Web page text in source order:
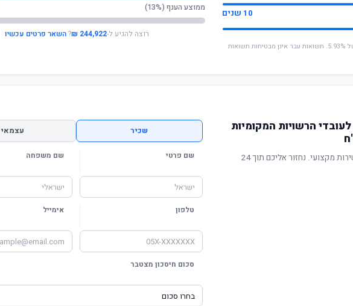
10 שנים
* החישוב מבוסס על תשואה שנתית ממוצעת של 5.93%. תשואות עבר אינן מבטיחות תשואות
ממוצע הענף (13%)
רוצה להגיע ל-244,922 ₪
?השאר פרטים עכשיו
הרשויות המקומיות
תשואה מוכחת, דמי ניהול תחרותיים ושירות מקצועי. נחזור אליכם תוך 24
שכיר עצמאי
שם פרטי שם משפחה
טלפון אימייל
סכום חיסכון מצטבר